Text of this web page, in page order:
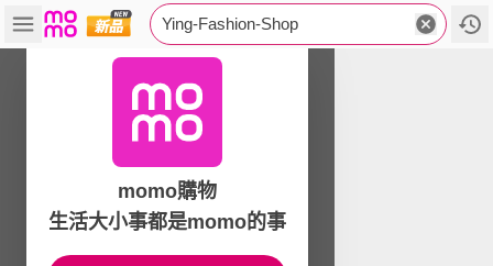
Ying-Fashion-Shop
momo購物
生活大小事都是momo的事